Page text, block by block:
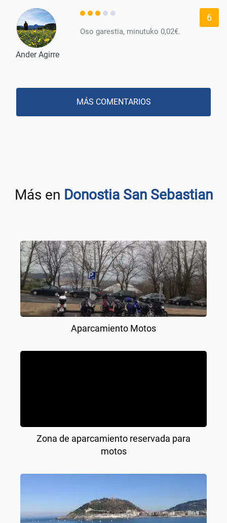
Ander Agirre
6
Oso garestia, minutuko 0,02€.
MÁS COMENTARIOS
Más en Donostia San Sebastian
Aparcamiento Motos
Zona de aparcamiento reservada para
motos